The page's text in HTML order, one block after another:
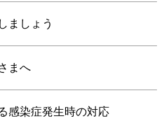
ましょう
まへ
感染症発生時の対応